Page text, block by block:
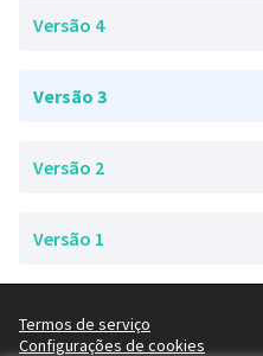
Versão 4
Versão 3
Versão 2
Versão 1
Termos de serviço
Configurações de cookies